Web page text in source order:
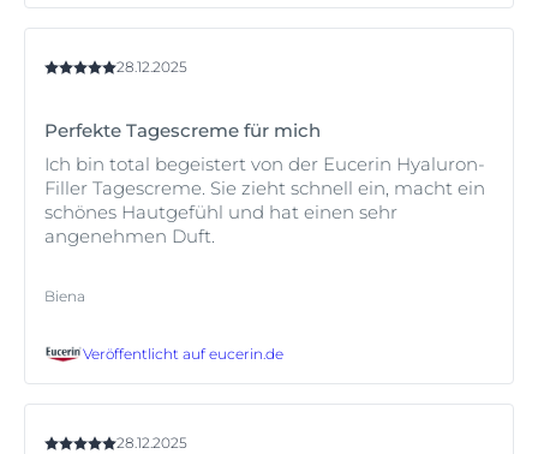
28.12.2025
Perfekte Tagescreme für mich
Ich bin total begeistert von der Eucerin Hyaluron-
Filler Tagescreme. Sie zieht schnell ein, macht ein
schönes Hautgefühl und hat einen sehr
angenehmen Duft.
Biena
Veröffentlicht auf eucerin.de
28.12.2025